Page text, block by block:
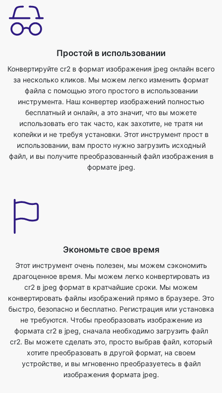
Конвертируйте cr2 в формат изображения jpeg онлайн всего
за несколько кликов. Мы можем легко изменить формат
инструмента. Наш конвертер изображений полностью
бесплатный и онлайн, а это значит, что вы можете
использовать его так часто, как захотите, не тратя ни
копейки и не требуя установки. Этот инструмент прост в
использовании, вам просто нужно загрузить исходный
файл, и вы получите преобразованный файл изображения в
формате jpeg.
Этот инструмент очень полезен, мы можем сэкономить
драгоценное время. Мы можем легко конвертировать из
конвертировать файлы изображений прямо в браузере. Это
быстро, безопасно и бесплатно. Регистрация или установка
не требуются. Чтобы преобразовать изображение из
формата cr2 в jpeg, сначала необходимо загрузить файл
cr2. Вы можете сделать это, просто выбрав файл, который
хотите преобразовать в другой формат, на своем
устройстве, и вы мгновенно преобразуетесь в файл
изображения формата jpeg.